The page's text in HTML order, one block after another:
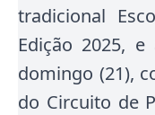
tradicional
Edição 2025,
domingo (21),
do Circuito de